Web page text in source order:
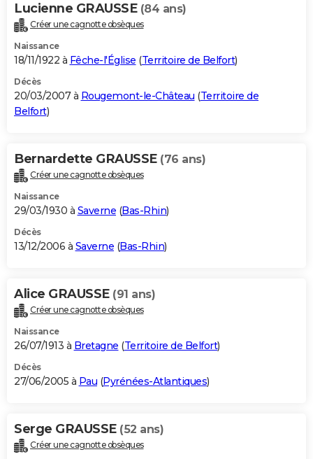
Lucienne GRAUSSE (84 ans)
Créer une cagnotte obsèques
Naissance
18/11/1922 à Fêche-l'Église (Territoire de Belfort)
Décès
20/03/2007 à Rougemont-le-Château (Territoire de
Belfort)
Bernardette GRAUSSE (76 ans)
Créer une cagnotte obsèques
Naissance
29/03/1930 à Saverne (Bas-Rhin)
Décès
13/12/2006 à Saverne (Bas-Rhin)
Alice GRAUSSE (91 ans)
Créer une cagnotte obsèques
Naissance
26/07/1913 à Bretagne (Territoire de Belfort)
Décès
27/06/2005 à Pau (Pyrénées-Atlantiques)
Serge GRAUSSE (52 ans)
Créer une cagnotte obsèques